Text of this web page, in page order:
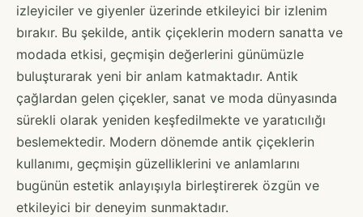
izleyiciler ve giyenler üzerinde etkileyici bir izlenim
bırakır. Bu şekilde, antik çiçeklerin modern sanatta ve
modada etkisi, geçmişin değerlerini günümüzle
buluşturarak yeni bir anlam katmaktadır. Antik
çağlardan gelen çiçekler, sanat ve moda dünyasında
sürekli olarak yeniden keşfedilmekte ve yaratıcılığı
beslemektedir. Modern dönemde antik çiçeklerin
kullanımı, geçmişin güzelliklerini ve anlamlarını
bugünün estetik anlayışıyla birleştirerek özgün ve
etkileyici bir deneyim sunmaktadır.